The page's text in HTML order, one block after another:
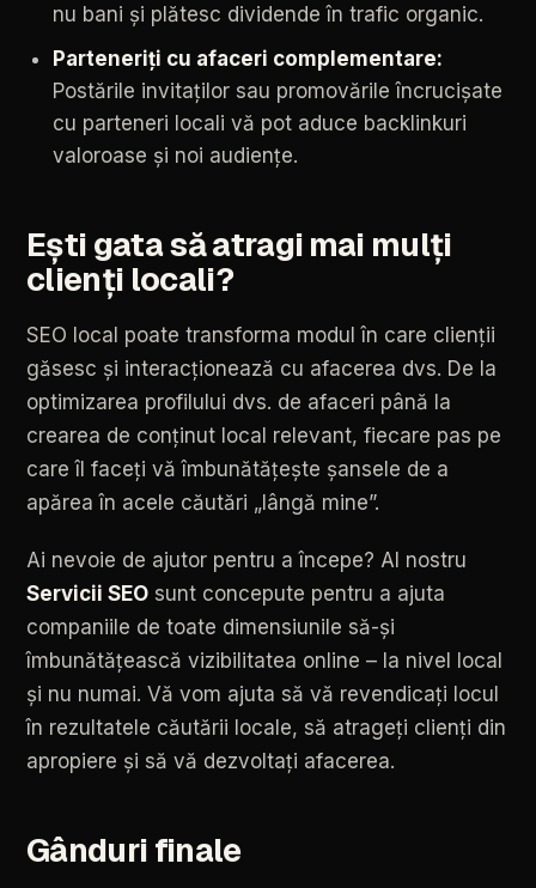
nu bani și plătesc dividende în trafic organic.
Parteneriți cu afaceri complementare:
Postările invitaților sau promovările încrucișate
cu parteneri locali vă pot aduce backlinkuri
valoroase și noi audiențe.
Ești gatasăatragi mai mulți
clienți locali?
SEO local poate transforma modul în care clienții
găsesc și interacționează cu afacerea dvs. De la
optimizarea profilului dvs. de afaceri până la
crearea de conținut local relevant, fiecare pas pe
care îl faceți vă îmbunătățește șansele de a
apărea în acele căutări „lângă mine”.
Ai nevoie de ajutor pentru a începe? Al nostru
Servicii SEO sunt concepute pentru a ajuta
companiile de toate dimensiunile să-și
îmbunătățească vizibilitatea online – la nivel local
și nu numai. Vă vom ajuta să vă revendicați locul
în rezultatele căutării locale, să atrageți clienți din
apropiere și să vă dezvoltați afacerea.
Gânduri finale